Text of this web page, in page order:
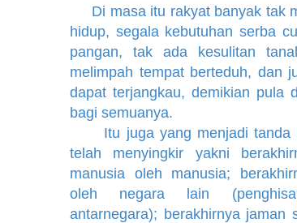
Di masa itu rakyat banyak tak
hidup, segala kebutuhan serba
pangan, tak ada kesulitan
melimpah tempat berteduh, dan
dapat terjangkau, demikian pula
bagi semuanya.
Itu juga yang menjadi tanda
telah menyingkir yakni
manusia oleh manusia;
oleh negara lain
antarnegara); berakhirnya jaman